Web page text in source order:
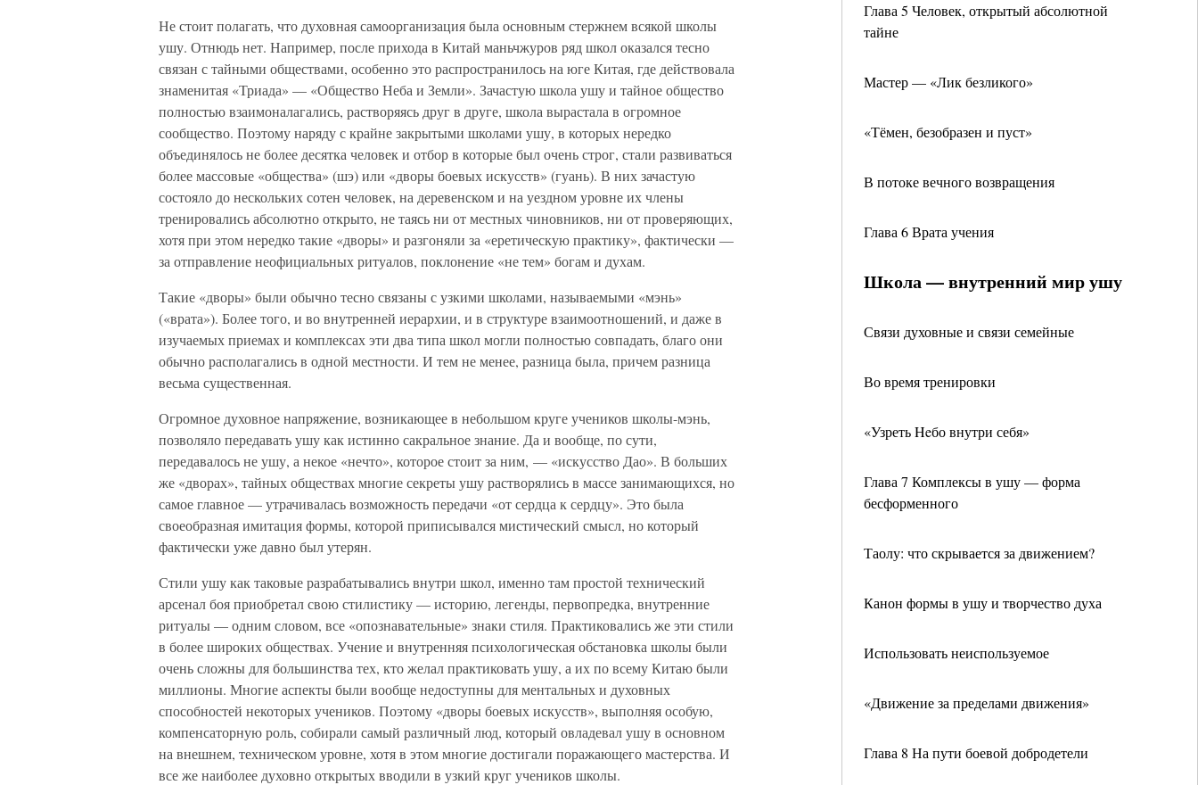
Глава 5 Человек, открытый абсолютной
тайне
Мастер — «Лик безликого»
«Тёмен, безобразен и пуст»
В потоке вечного возвращения
Глава 6 Врата учения
Школа — внутренний мир ушу
Связи духовные и связи семейные
Во время тренировки
«Узреть Heбо внутри себя»
Глава 7 Комплексы в ушу — форма
бесформенного
Таолу: что скрывается за движением?
Канон формы в ушу и творчество духа
Использовать неиспользуемое
«Движение за пределами движения»
Глава 8 На пути боевой добродетели
Не стоит полагать, что духовная самоорганизация была основным стержнем всякой школы
ушу. Отнюдь нет. Например, после прихода в Китай маньчжуров ряд школ оказался тесно
связан с тайными обществами, особенно это распространилось на юге Китая, где действовала
знаменитая «Триада» — «Общество Неба и Земли». Зачастую школа ушу и тайное общество
полностью взаимоналагались, растворяясь друг в друге, школа вырастала в огромное
сообщество. Поэтому наряду с крайне закрытыми школами ушу, в которых нередко
объединялось не более десятка человек и отбор в которые был очень строг, стали развиваться
более массовые «общества» (шэ) или «дворы боевых искусств» (гуань). В них зачастую
состояло до нескольких сотен человек, на деревенском и на уездном уровне их члены
тренировались абсолютно открыто, не таясь ни от местных чиновников, ни от проверяющих,
хотя при этом нередко такие «дворы» и разгоняли за «еретическую практику», фактически —
за отправление неофициальных ритуалов, поклонение «не тем» богам и духам.
Такие «дворы» были обычно тесно связаны с узкими школами, называемыми «мэнь»
(«врата»). Более того, и во внутренней иерархии, и в структуре взаимоотношений, и даже в
изучаемых приемах и комплексах эти два типа школ могли полностью совпадать, благо они
обычно располагались в одной местности. И тем не менее, разница была, причем разница
весьма существенная.
Огромное духовное напряжение, возникающее в небольшом круге учеников школы-мэнь,
позволяло передавать ушу как истинно сакральное знание. Да и вообще, по сути,
передавалось не ушу, а некое «нечто», которое стоит за ним, — «искусство Дао». В больших
же «дворах», тайных обществах многие секреты ушу растворялись в массе занимающихся, но
самое главное — утрачивалась возможность передачи «от сердца к сердцу». Это была
своеобразная имитация формы, которой приписывался мистический смысл, но который
фактически уже давно был утерян.
Стили ушу как таковые разрабатывались внутри школ, именно там простой технический
арсенал боя приобретал свою стилистику — историю, легенды, первопредка, внутренние
ритуалы — одним словом, все «опознавательные» знаки стиля. Практиковались же эти стили
в более широких обществах. Учение и внутренняя психологическая обстановка школы были
очень сложны для большинства тех, кто желал практиковать ушу, а их по всему Китаю были
миллионы. Многие аспекты были вообще недоступны для ментальных и духовных
способностей некоторых учеников. Поэтому «дворы боевых искусств», выполняя особую,
компенсаторную роль, собирали самый различный люд, который овладевал ушу в основном
на внешнем, техническом уровне, хотя в этом многие достигали поражающего мастерства. И
все же наиболее духовно открытых вводили в узкий круг учеников школы.